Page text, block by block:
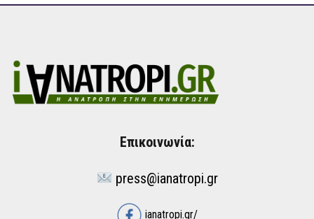
Επικοινωνία:
press@ianatropi.gr
ianatropi.gr/